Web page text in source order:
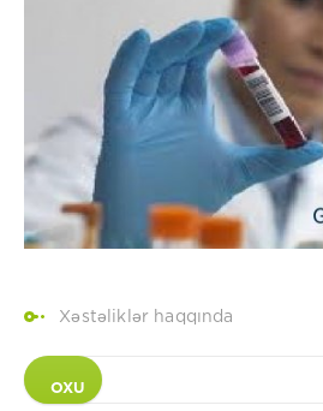
Xəstəliklər haqqında
OXU